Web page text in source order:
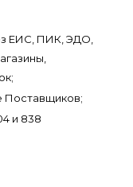
ЕИС, ПИК, ЭДО,
Поставщиков;
и 838